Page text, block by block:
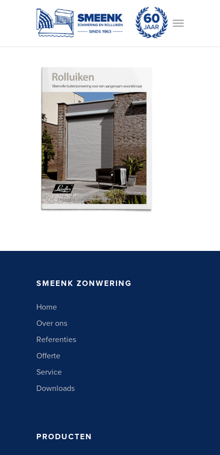
SMEENK ZONWERING
Home
Over ons
Referenties
Offerte
Service
Downloads
PRODUCTEN